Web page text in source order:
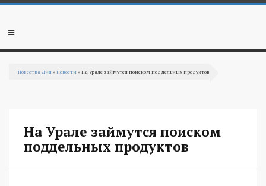
Перейти к основному содержанию
Мобильное
Повестка Дня »Новости » На Урале займутся поиском поддельных продуктов
На Урале займутся поиском
поддельных продуктов